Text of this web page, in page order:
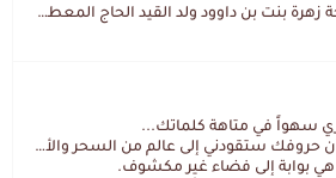
وأنا حفيد الحاجة زهرة بنت بن داوود ولد القيد الحاج المعطي المزمزي . ولا نمتلك من إرثه شيئا .
سهواً في متاهة كلماتك...
حروفك ستقودني إلى عالم من السحر والألغاز،
بوابة إلى فضاء غير مكشوف.